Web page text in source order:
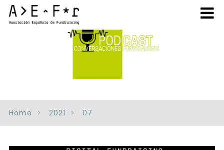
Home 2021 07